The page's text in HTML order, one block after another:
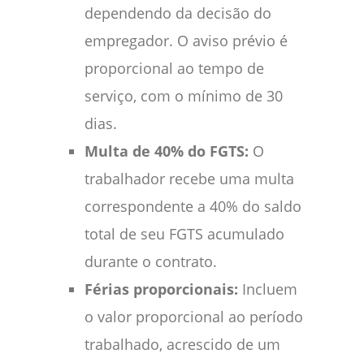
dependendo da decisão do
empregador. O aviso prévio é
proporcional ao tempo de
serviço, com o mínimo de 30
dias.
Multa de 40% do FGTS: O
trabalhador recebe uma multa
correspondente a 40% do saldo
total de seu FGTS acumulado
durante o contrato.
Férias proporcionais: Incluem
o valor proporcional ao período
trabalhado, acrescido de um